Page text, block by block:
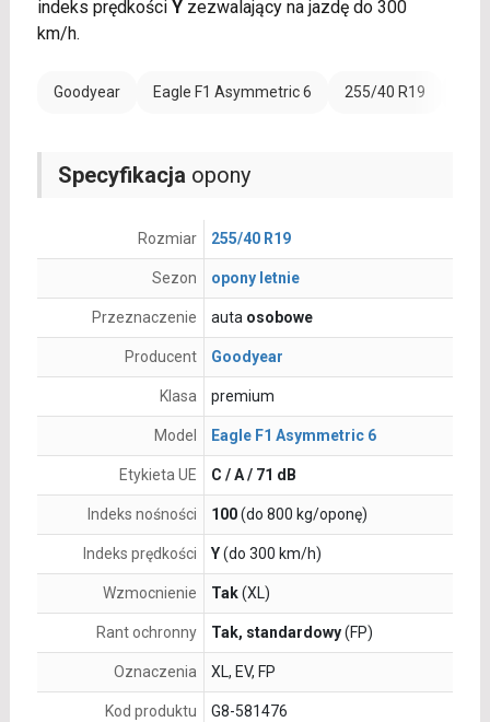
indeks prędkości Yzezwalający na jazdę do 300
km/h.
Goodyear Eagle F1 Asymmetric 6 255/40 R19
Specyfikacja opony
Rozmiar 255/40 R19
Sezon opony letnie
Przeznaczenie auta osobowe
Producent Goodyear
Klasa premium
Model Eagle F1 Asymmetric 6
Etykieta UE C / A / 71 dB
Indeks nośności 100(do 800 kg/oponę)
Indeks prędkości Y(do 300 km/h)
Wzmocnienie Tak(XL)
Rant ochronny Tak, standardowy(FP)
Oznaczenia XL, EV, FP
Kod produktu G8-581476